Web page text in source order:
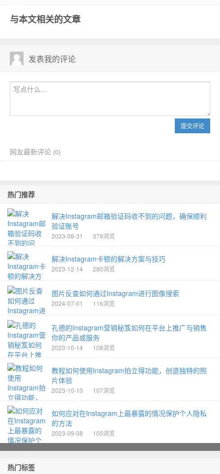
与本文相关的文章
发表我的评论
提交评论
网友最新评论 (0)
热门推荐
解决Instagram邮箱验证码收不到的问题，确保顺利
验证账号
2023-08-31 379浏览
解决Instagram卡顿的解决方案与技巧
2023-12-14 280浏览
图片反查如何通过Instagram进行图像搜索
2024-07-01 116浏览
孔德的Instagram营销秘笈如何在平台上推广与销售
你的产品或服务
2023-10-14 108浏览
教程如何使用Instagram拍立得功能，创造独特的照
片体验
2023-10-10 107浏览
如何应对在Instagram上最暴露的情况保护个人隐私
的方法
2023-09-08 105浏览
热门标签